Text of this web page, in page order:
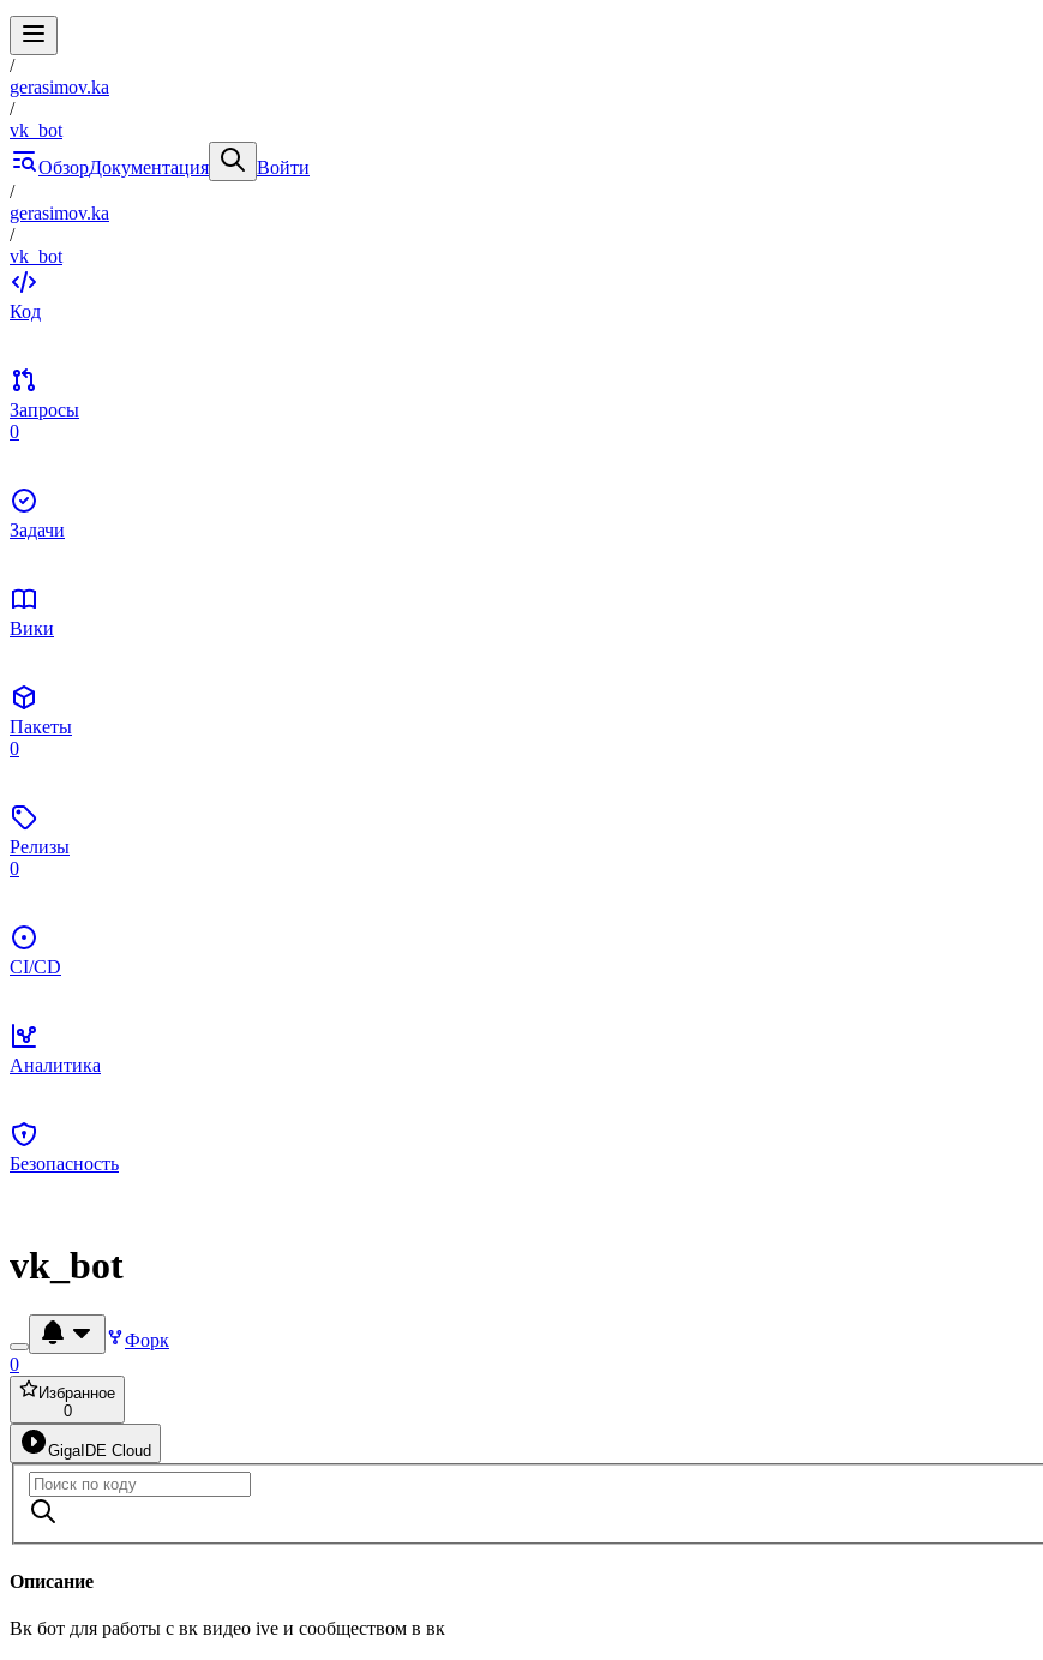
/
gerasimov.ka
/
vk_bot
ОбзорДокументация
Войти
/
gerasimov.ka
/
vk_bot
Код
Запросы
0
Задачи
Вики
Пакеты
0
Релизы
0
CI/CD
Аналитика
Безопасность
vk_bot
Форк
0
Избранное
0
GigaIDE Cloud
Описание
Вк бот для работы с вк видео ive и сообществом в вк